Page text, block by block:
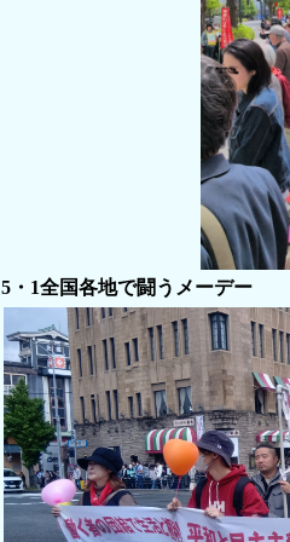
5・1全国各地で闘うメーデー